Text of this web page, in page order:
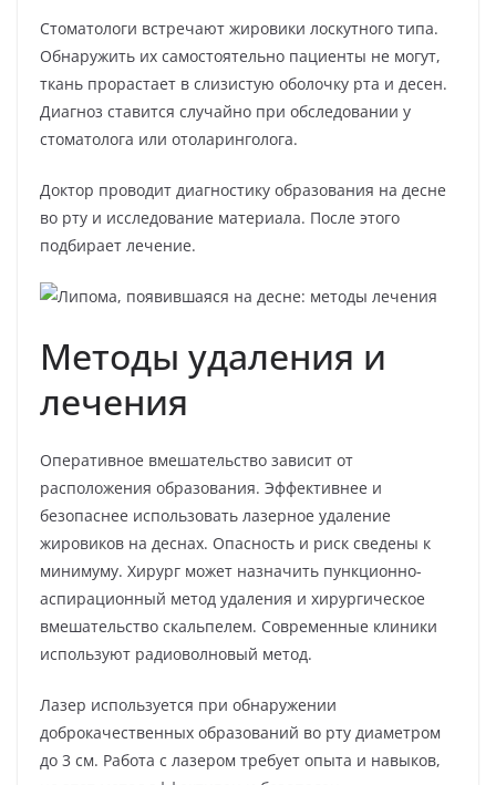
Стоматологи встречают жировики лоскутного типа.
Обнаружить их самостоятельно пациенты не могут,
ткань прорастает в слизистую оболочку рта и десен.
Диагноз ставится случайно при обследовании у
стоматолога или отоларинголога.
Доктор проводит диагностику образования на десне
во рту и исследование материала. После этого
подбирает лечение.
Методы удаления и
лечения
Оперативное вмешательство зависит от
расположения образования. Эффективнее и
безопаснее использовать лазерное удаление
жировиков на деснах. Опасность и риск сведены к
минимуму. Хирург может назначить пункционно-
аспирационный метод удаления и хирургическое
вмешательство скальпелем. Современные клиники
используют радиоволновый метод.
Лазер используется при обнаружении
доброкачественных образований во рту диаметром
до 3 см. Работа с лазером требует опыта и навыков,